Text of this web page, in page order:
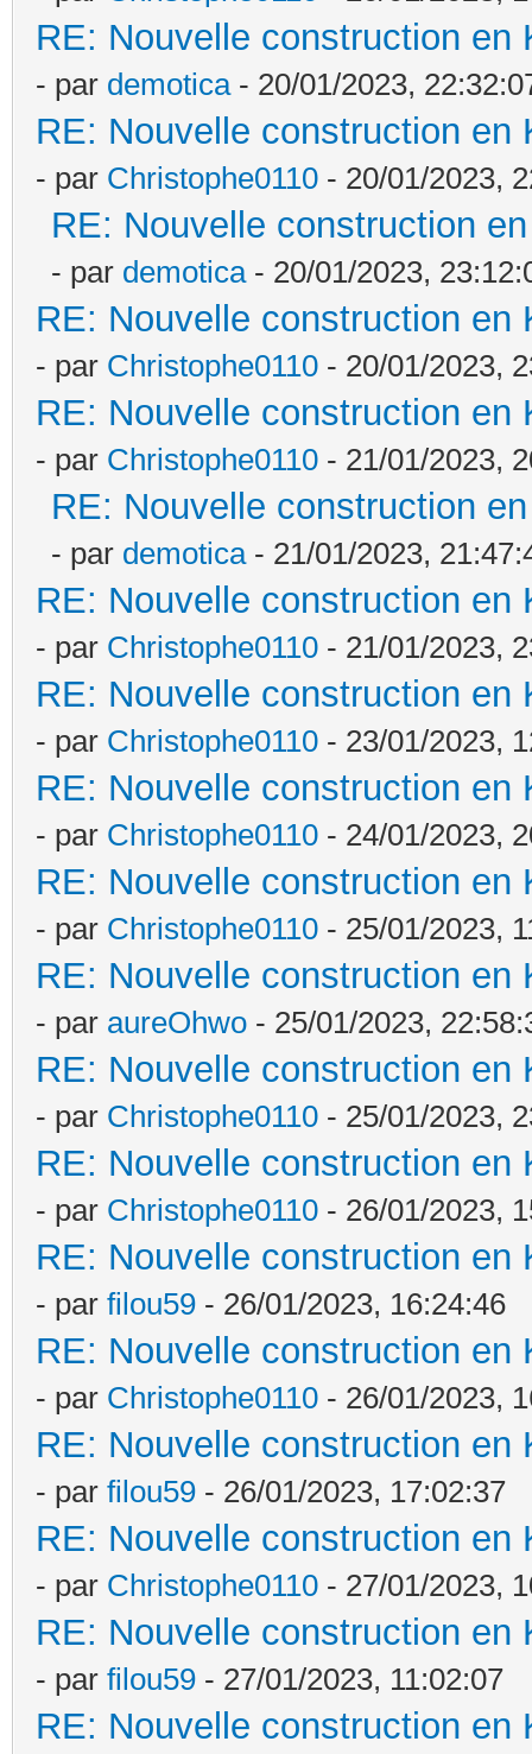
RE: Nouvelle construction
- par demotica- 20/01/2023,
RE: Nouvelle construction
- par Christophe0110 - 20/01/2023,
RE: Nouvelle construction
- par demotica- 20/01/2023,
RE: Nouvelle construction
- par Christophe0110 - 20/01/2023,
RE: Nouvelle construction
- par Christophe0110 - 21/01/2023,
RE: Nouvelle construction
- par demotica- 21/01/2023,
RE: Nouvelle construction
- par Christophe0110 - 21/01/2023,
RE: Nouvelle construction
- par Christophe0110 - 23/01/2023,
RE: Nouvelle construction
- par Christophe0110 - 24/01/2023,
RE: Nouvelle construction
- par Christophe0110 - 25/01/2023,
RE: Nouvelle construction
- par aureOhwo - 25/01/2023,
RE: Nouvelle construction
- par Christophe0110 - 25/01/2023,
RE: Nouvelle construction
- par Christophe0110 - 26/01/2023,
RE: Nouvelle construction
- par filou59 - 26/01/2023, 16:24:46
RE: Nouvelle construction
- par Christophe0110 - 26/01/2023,
RE: Nouvelle construction
- par filou59 - 26/01/2023, 17:02:37
RE: Nouvelle construction
- par Christophe0110 - 27/01/2023,
RE: Nouvelle construction
- par filou59 - 27/01/2023, 11:02:07
RE: Nouvelle construction